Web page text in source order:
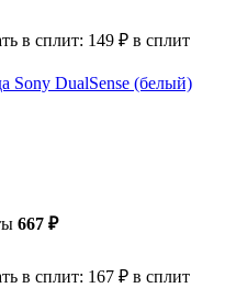
в сплит: 149 ₽ в сплит
Sony DualSense (белый)
667 ₽
в сплит: 167 ₽ в сплит